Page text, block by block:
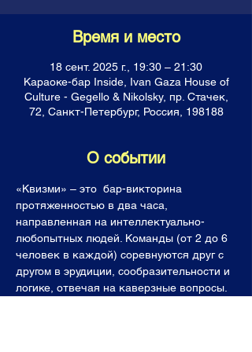
Время и место
18 сент. 2025 г., 19:30 – 21:30
Караоке-бар Inside, Ivan Gaza House of
Culture - Gegello & Nikolsky, пр. Стачек,
72, Санкт-Петербург, Россия, 198188
О событии
«Квизми» – это  бар-викторина
протяженностью в два часа,
направленная на интеллектуально-
любопытных людей. Команды (от 2 до 6
человек в каждой) соревнуются друг с
другом в эрудиции, сообразительности и
логике, отвечая на каверзные вопросы.